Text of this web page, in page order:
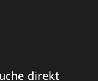
direkt